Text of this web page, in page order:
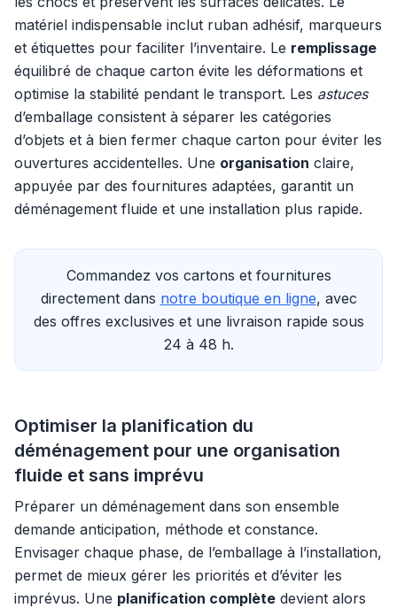
matériel indispensable inclut ruban adhésif, marqueurs
et étiquettes pour faciliter l’inventaire. Le remplissage
équilibré de chaque carton évite les déformations et
optimise la stabilité pendant le transport. Les astuces
d’emballage consistent à séparer les catégories
d’objets et à bien fermer chaque carton pour éviter les
ouvertures accidentelles. Une organisation claire,
appuyée par des fournitures adaptées, garantit un
déménagement fluide et une installation plus rapide.
Commandez vos cartons et fournitures
directement dans notre boutique en ligne, avec
des offres exclusives et une livraison rapide sous
24 à 48 h.
Optimiser la planification du
déménagement pour une organisation
fluide et sans imprévu
Préparer un déménagement dans son ensemble
demande anticipation, méthode et constance.
Envisager chaque phase, de l’emballage à l’installation,
permet de mieux gérer les priorités et d’éviter les
imprévus. Une planification complète devient alors